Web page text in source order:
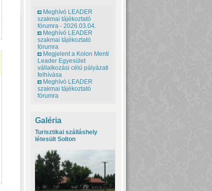
Meghívó LEADER
szakmai tájékoztató
fórumra - 2026.03.04.
Meghívó LEADER
szakmai tájékoztató
fórumra
Megjelent a Kolon Menti
Leader Egyesület
vállalkozási célú pályázati
felhívása
Meghívó LEADER
szakmai tájékoztató
fórumra
Galéria
Turisztikai szálláshely
létesült Solton